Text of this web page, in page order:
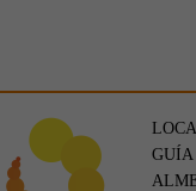
GUÍA